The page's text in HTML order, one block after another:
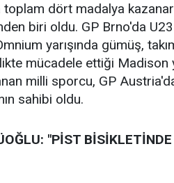
dört madalya
biri oldu. GP Brno'da
yarışında gümüş,
mücadele ettiği Madison
milli sporcu, GP
sahibi oldu.
"PİST